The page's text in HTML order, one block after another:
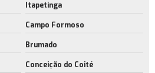
Itapetinga
Campo Formoso
Brumado
Conceição do Coité